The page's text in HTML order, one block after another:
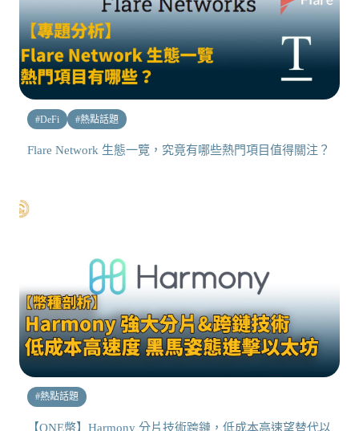
#DeFi #熱點話題
Flare Network 生態一覽，究竟有哪些熱門項目值得關注？
#熱點話題
【ONE幣】Harmony 分片技術跨鏈，低成本高速望替代以